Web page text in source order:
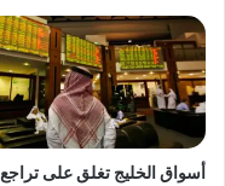
أسواق الخليج تغلق على تراجع